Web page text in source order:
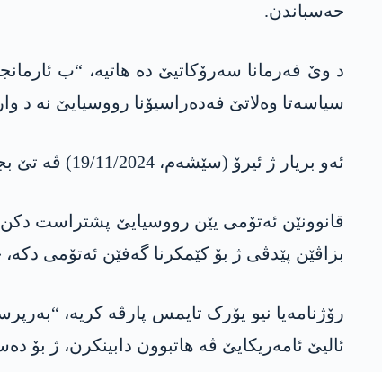
حەسباندن.
د وێ فەرمانا سەرۆکاتیێ دە ھاتیە، “ب
سیاسەتا وەلاتێ فەدەراسیۆنا رووسیایێ نە د
ئەو بریار ژ ئیرۆ (سێشەم، 19/11/2024) ڤە تێ بجھانین.
قانوونێن ئەتۆمی یێن رووسیایێ پشتراست
بزاڤێن پێدڤی ژ بۆ کێمکرنا گەفێن ئەتۆمی
رۆژنامەیا نیو یۆرک تایمس پارڤە کریە،
ئالیێ ئامەریکایێ ڤە ھاتبوون دابینکرن، ژ بۆ